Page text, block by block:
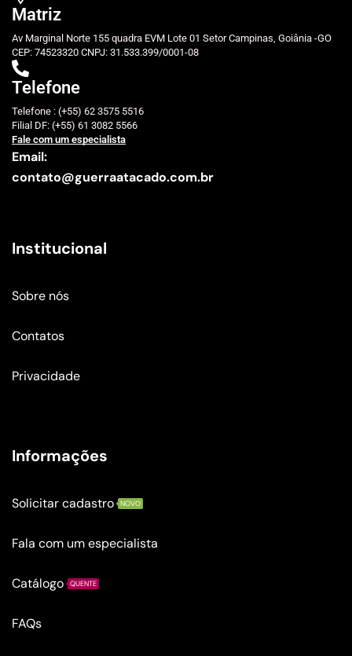
Matriz
Av Marginal Norte 155 quadra EVM Lote 01 Setor Campinas, Goiânia -GO
CEP: 74523320 CNPJ: 31.533.399/0001-08
Telefone
Telefone : (+55) 62 3575 5516
Filial DF: (+55) 61 3082 5566
Fale com um especialista
Email:
contato@guerraatacado.com.br
Institucional
Sobre nós
Contatos
Privacidade
Informações
Solicitar cadastro NOVO
Fala com um especialista
Catálogo QUENTE
FAQs